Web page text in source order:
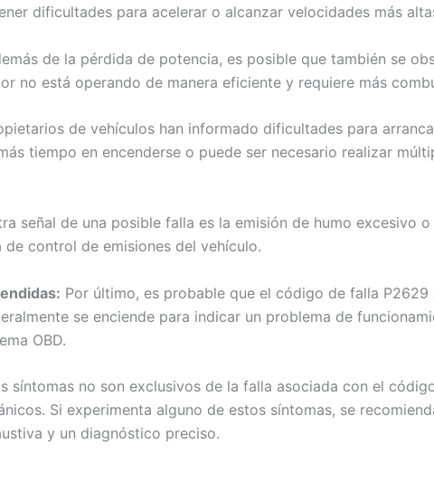
dificultades para acelerar o alcanzar velocidades más
de la pérdida de potencia, es posible que también se
no está operando de manera eficiente y requiere más
de vehículos han informado dificultades para
tiempo en encenderse o puede ser necesario realizar
señal de una posible falla es la emisión de humo excesivo
control de emisiones del vehículo.
Por último, es probable que el código de falla
se enciende para indicar un problema de
OBD.
síntomas no son exclusivos de la falla asociada con el
Si experimenta alguno de estos síntomas, se
y un diagnóstico preciso.